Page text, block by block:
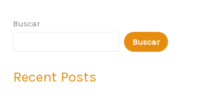
Buscar
Buscar
Recent Posts